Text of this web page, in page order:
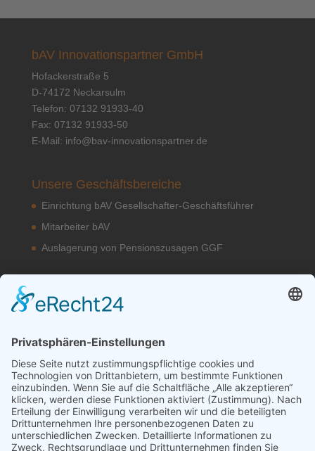
bAV Innovationspartner GmbH
Hofackerstraße 5
D-74172 Neckarsulm
Telefon: 07132 91933-40
Fax: 07132 91933-50
E-Mail: info@bav-innovationspartner.de
Unsere Geschäftsbereiche
Einrichtung bAV Gesellschafter-Geschäftsführer
Mitarbeiter bAV
Auslagerung von Pensionszusagen GGF
Unsere bAV Lösungen
Kontakt
Datenschutzerklärung
Impressum
Erstinformation